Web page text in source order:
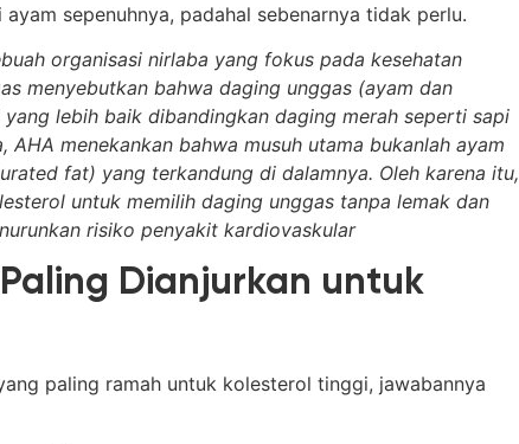
sepenuhnya, padahal sebenarnya tidak perlu.
organisasi nirlaba yang fokus pada kesehatan
menyebutkan bahwa daging unggas (ayam dan
lebih baik dibandingkan daging merah seperti sapi
menekankan bahwa musuh utama bukanlah ayam
fat) yang terkandung di dalamnya. Oleh karena itu,
untuk memilih daging unggas tanpa lemak dan
risiko penyakit kardiovaskular
Dianjurkan untuk
paling ramah untuk kolesterol tinggi, jawabannya